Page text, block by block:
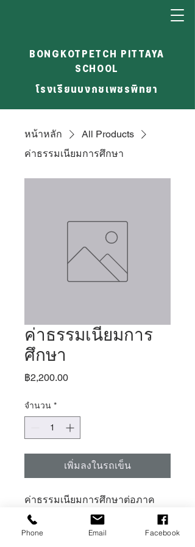
BONGKOTPETCH PITTAYA
SCHOOL
โรงเรียนบงกชเพชรพิทยา
หน้าหลัก
All Products
ค่าธรรมเนียมการศึกษา
ค่าธรรมเนียมการ
ศึกษา
฿2,200.00ราคา
จำนวน *
เพิ่มลงในรถเข็น
ค่าธรรมเนียมการศึกษาต่อภาค
เรียน (ต่อเทอม)
Phone Email Facebook